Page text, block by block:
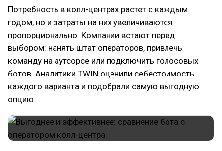
Потребность в колл-центрах растет с каждым
годом, но и затраты на них увеличиваются
пропорционально. Компании встают перед
выбором: нанять штат операторов, привлечь
команду на аутсорсе или подключить голосовых
ботов. Аналитики TWIN оценили себестоимость
каждого варианта и подобрали самую выгодную
опцию.